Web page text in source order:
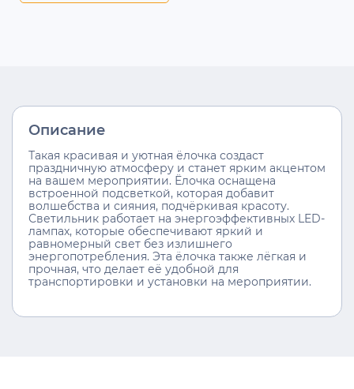
Описание
Такая красивая и уютная ёлочка создаст
праздничную атмосферу и станет ярким акцентом
на вашем мероприятии. Ёлочка оснащена
встроенной подсветкой, которая добавит
волшебства и сияния, подчёркивая красоту.
Светильник работает на энергоэффективных LED-
лампах, которые обеспечивают яркий и
равномерный свет без излишнего
энергопотребления. Эта ёлочка также лёгкая и
прочная, что делает её удобной для
транспортировки и установки на мероприятии.